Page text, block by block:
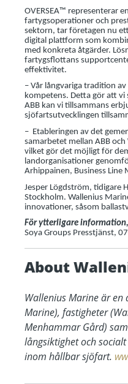
OVERSEA™ representerar
fartygsoperationer och
sektorn, tar företagen nu
digital plattform som
med konkreta åtgärder.
fartygsflottans
effektivitet.
– Vår långvariga tradition
kompetens. Detta gör att vi
ABB kan vi tillsammans
sjöfartsutvecklingen
– Etableringen av det
samarbetet mellan ABB
vilket gör det möjligt för
landorganisationer
Arhippainen, Business Line
Jesper Lögdström, tidigare
Stockholm. Wallenius
innovationer, såsom
För ytterligare
Soya Groups Presstjänst,
About
Wallenius Marine är en
Marine), fastigheter
Menhammar Gård)
långsiktighet och
inom hållbar sjöfart.